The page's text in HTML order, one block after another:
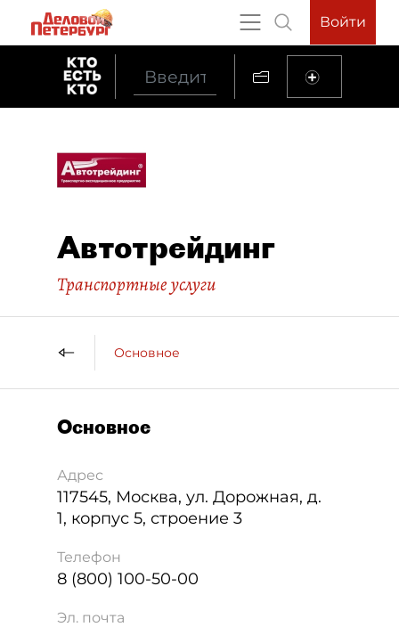
Войти
Автотрейдинг
Транспортные услуги
Основное
Основное
Адрес
117545, Москва, ул. Дорожная, д.
1, корпус 5, строение 3
Телефон
8 (800) 100-50-00
Эл. почта